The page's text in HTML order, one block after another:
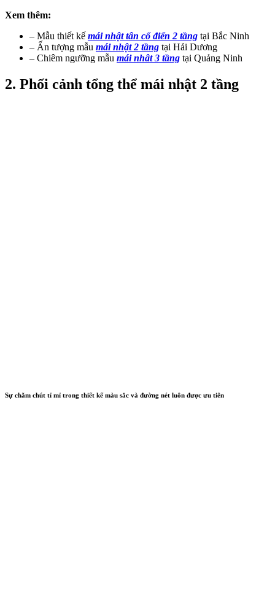
Xem thêm:
– Mẫu thiết kế mái nhật tân cổ điển 2 tầng tại Bắc Ninh
– Ấn tượng mẫu mái nhật 2 tầng tại Hải Dương
– Chiêm ngưỡng mẫu mái nhât 3 tầng tại Quảng Ninh
2. Phối cảnh tổng thể mái nhật 2 tầng
Sự chăm chút tỉ mỉ trong thiết kế màu sắc và đường nét luôn được ưu tiên